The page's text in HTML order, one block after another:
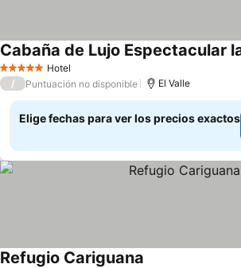
5 Estrellas Hotel
Ver precios
/ Puntuación no disponible El Valle
Elige fechas para ver los precios exactos
Refugio Cariguana